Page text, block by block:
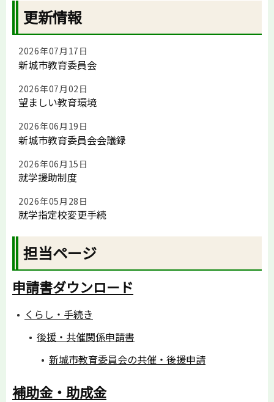
更新情報
2026年07月17日
新城市教育委員会
2026年07月02日
望ましい教育環境
2026年06月19日
新城市教育委員会会議録
2026年06月15日
就学援助制度
2026年05月28日
就学指定校変更手続
担当ページ
申請書ダウンロード
くらし・手続き
後援・共催関係申請書
新城市教育委員会の共催・後援申請
補助金・助成金